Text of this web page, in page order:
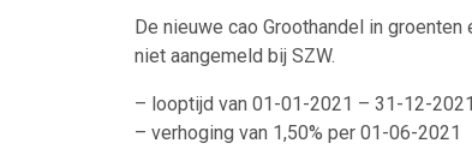
De nieuwe cao Groothandel in
niet aangemeld bij SZW.
– looptijd van 01-01-2021 – 31-12-2021
– verhoging van 1,50% per 01-06-2021